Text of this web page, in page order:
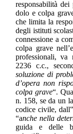
responsabilità
dolo e colpa
che limita la
degli istituti
connessione a
colpa grave
professionali, va
2236 c.c.,
soluzione di
d’opera non
colpa grave“.
n. 158, se da un
codice civile,
“anche nella
guida e delle